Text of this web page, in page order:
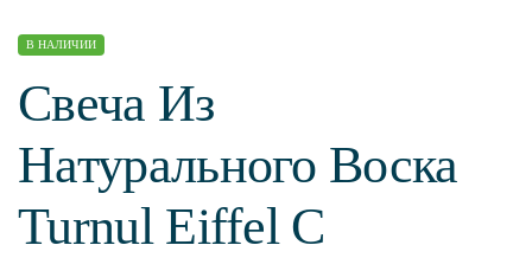
В НАЛИЧИИ
Свеча Из
Натурального Воска
Turnul Eiffel С